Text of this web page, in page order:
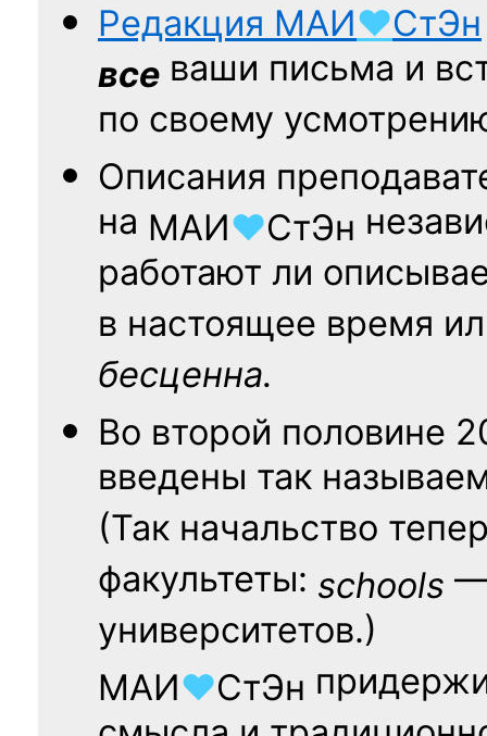
Редакция МАИ♥СтЭн
все ваши письма и
по своему
Описания
на МАИ♥СтЭн
работают ли
в настоящее время
бесценна.
Во второй половине
введены так
(Так начальство
факультеты: schools —
университетов.)
МАИ♥СтЭн